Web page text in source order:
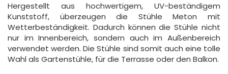
Hergestellt aus hochwertigem, UV-beständigem
Kunststoff, überzeugen die Stühle Meton mit
Wetterbeständigkeit. Dadurch können die Stühle nicht
nur im Innenbereich, sondern auch im Außenbereich
verwendet werden. Die Stühle sind somit auch eine tolle
Wahl als Gartenstühle, für die Terrasse oder den Balkon.